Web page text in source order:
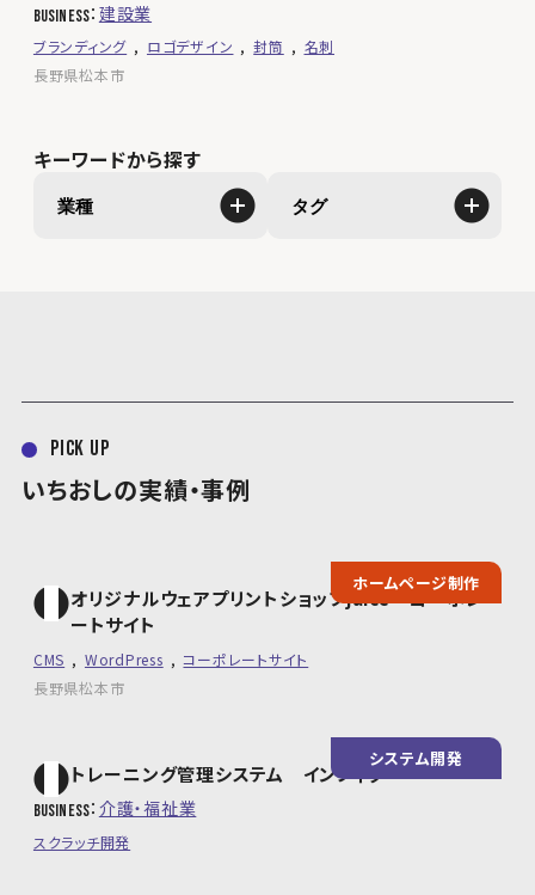
business 建設業
ブランディング ロゴデザイン 封筒
名刺
長野県松本市
キーワードから探す
業種 タグ
pick up
いちおしの実績・事例
ホームページ制作
オリジナルウェアプリントショップjuice コーポレ
ートサイト
CMS WordPress
コーポレートサイト
長野県松本市
システム開発
トレーニング管理システム インフィグ
business 介護・福祉業
スクラッチ開発